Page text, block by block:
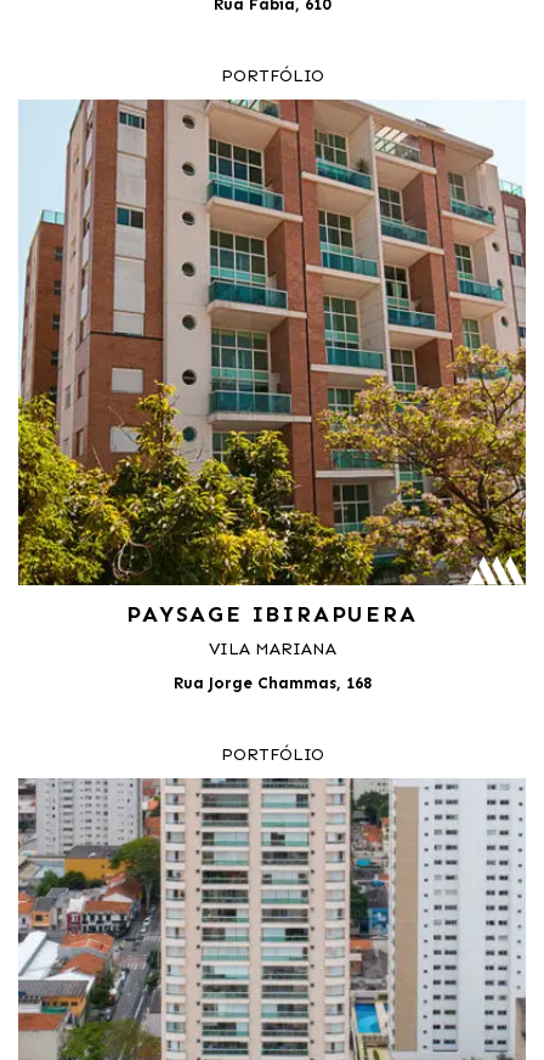
Rua Fábia, 610
PORTFÓLIO
PAYSAGE IBIRAPUERA
VILA MARIANA
Rua Jorge Chammas, 168
PORTFÓLIO